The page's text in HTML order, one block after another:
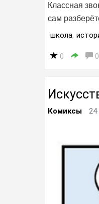
Классная
сам
школа,
0 0
Комиксы 24